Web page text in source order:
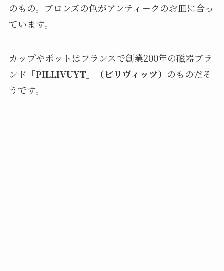
のもの。ブロンズの色がアンティークのお皿に合っ
ています。
カップやポットはフランスで創業200年の磁器ブラ
ンド 「PILLIVUYT」（ピリヴィッツ） のものだそ
うです。